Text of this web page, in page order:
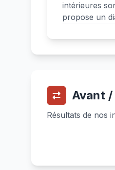
intérieures
propose un
Avant
Résultats de nos